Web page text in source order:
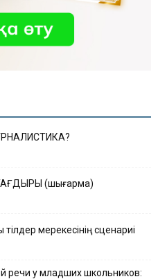
(шығарма)
мерекесінің сценариі
речи у младших школьников: